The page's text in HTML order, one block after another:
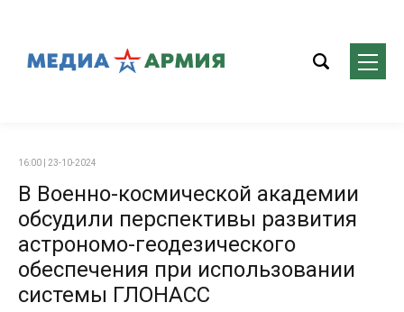
16:00 | 23-10-2024
В Военно-космической академии
обсудили перспективы развития
астрономо-геодезического
обеспечения при использовании
системы ГЛОНАСС